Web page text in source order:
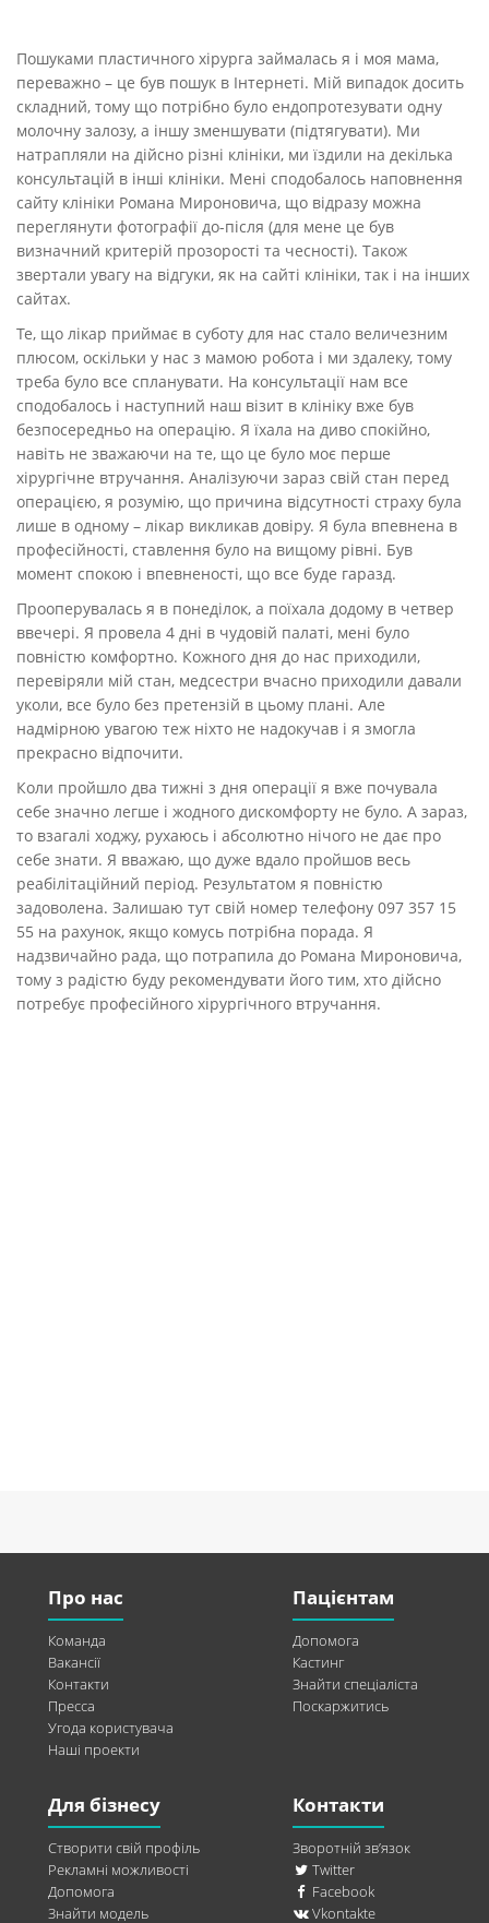
Пошуками пластичного хірурга займалась я і моя мама,
переважно – це був пошук в Інтернеті. Мій випадок досить
складний, тому що потрібно було ендопротезувати одну
молочну залозу, а іншу зменшувати (підтягувати). Ми
натрапляли на дійсно різні клініки, ми їздили на декілька
консультацій в інші клініки. Мені сподобалось наповнення
сайту клініки Романа Мироновича, що відразу можна
переглянути фотографії до-після (для мене це був
визначний критерій прозорості та чесності). Також
звертали увагу на відгуки, як на сайті клініки, так і на інших
сайтах.
Те, що лікар приймає в суботу для нас стало величезним
плюсом, оскільки у нас з мамою робота і ми здалеку, тому
треба було все спланувати. На консультації нам все
сподобалось і наступний наш візит в клініку вже був
безпосередньо на операцію. Я їхала на диво спокійно,
навіть не зважаючи на те, що це було моє перше
хірургічне втручання. Аналізуючи зараз свій стан перед
операцією, я розумію, що причина відсутності страху була
лише в одному – лікар викликав довіру. Я була впевнена в
професійності, ставлення було на вищому рівні. Був
момент спокою і впевненості, що все буде гаразд.
Прооперувалась я в понеділок, а поїхала додому в четвер
ввечері. Я провела 4 дні в чудовій палаті, мені було
повністю комфортно. Кожного дня до нас приходили,
перевіряли мій стан, медсестри вчасно приходили давали
уколи, все було без претензій в цьому плані. Але
надмірною увагою теж ніхто не надокучав і я змогла
прекрасно відпочити.
Коли пройшло два тижні з дня операції я вже почувала
себе значно легше і жодного дискомфорту не було. А зараз,
то взагалі ходжу, рухаюсь і абсолютно нічого не дає про
себе знати. Я вважаю, що дуже вдало пройшов весь
реабілітаційний період. Результатом я повністю
задоволена. Залишаю тут свій номер телефону 097 357 15
55 на рахунок, якщо комусь потрібна порада. Я
надзвичайно рада, що потрапила до Романа Мироновича,
тому з радістю буду рекомендувати його тим, хто дійсно
потребує професійного хірургічного втручання.
Про нас
Команда
Вакансії
Контакти
Пресса
Угода користувача
Наші проекти
Пацієнтам
Допомога
Кастинг
Знайти спеціаліста
Поскаржитись
Для бізнесу
Створити свій профіль
Рекламні можливості
Допомога
Знайти модель
Контакти
Зворотній зв’язок
Twitter
Facebook
Vkontakte